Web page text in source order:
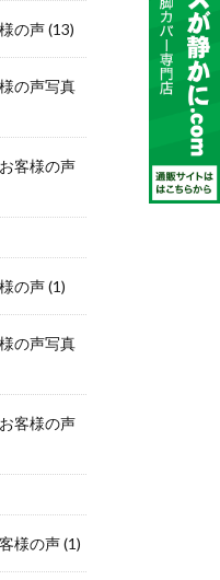
の声(13)
の声写真
客様の声
の声(1)
の声写真
客様の声
様の声(1)